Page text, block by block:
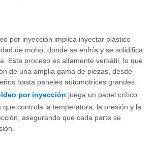
por inyección implica inyectar plástico
de moho, donde se enfría y se solidifica
Este proceso es altamente versátil, lo que
de una amplia gama de piezas, desde
hasta paneles automotrices grandes.
por inyección juega un papel crítico
que controla la temperatura, la presión y la
asegurando que cada parte se